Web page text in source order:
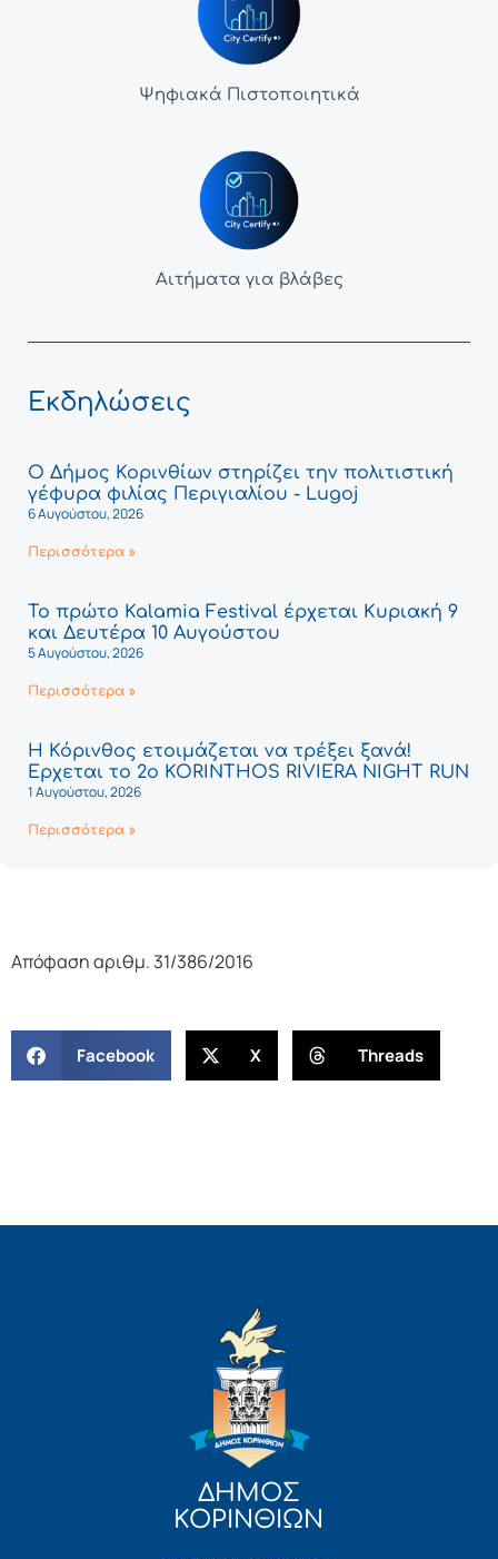
Ψηφιακά Πιστοποιητικά
Αιτήματα για βλάβες
Εκδηλώσεις
Ο Δήμος Κορινθίων στηρίζει την πολιτιστική
γέφυρα φιλίας Περιγιαλίου - Lugoj
6 Αυγούστου, 2026
Περισσότερα »
Το πρώτο Kalamia Festival έρχεται Κυριακή 9
και Δευτέρα 10 Αυγούστου
5 Αυγούστου, 2026
Περισσότερα »
Η Κόρινθος ετοιμάζεται να τρέξει ξανά!
Έρχεται το 2ο KORINTHOS RIVIERA NIGHT RUN
1 Αυγούστου, 2026
Περισσότερα »
Απόφαση αριθμ. 31/386/2016
Facebook X Threads
ΔΗΜΟΣ
ΚΟΡΙΝΘΙΩΝ